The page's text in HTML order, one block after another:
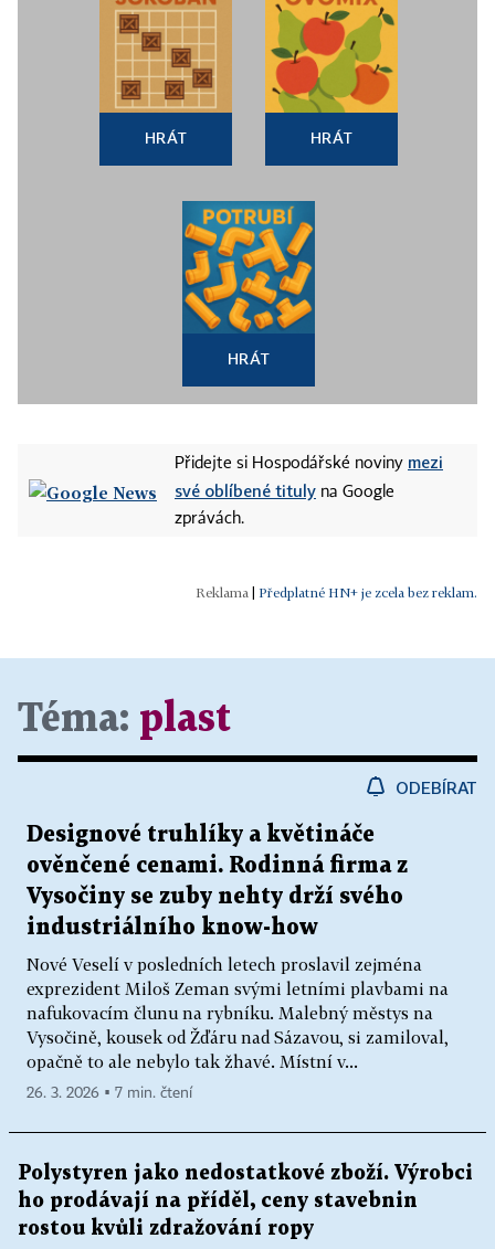
HRÁT HRÁT
HRÁT
Přidejte si Hospodářské noviny mezi
své oblíbené tituly na Google
zprávách.
Předplatné HN+ je zcela bez reklam.
Téma: plast
ODEBÍRAT
Designové truhlíky a květináče
ověnčené cenami. Rodinná firma z
Vysočiny se zuby nehty drží svého
industriálního know-how
Nové Veselí v posledních letech proslavil zejména
exprezident Miloš Zeman svými letními plavbami na
nafukovacím člunu na rybníku. Malebný městys na
Vysočině, kousek od Žďáru nad Sázavou, si zamiloval,
opačně to ale nebylo tak žhavé. Místní v...
26. 3. 2026 ▪ 7 min. čtení
Polystyren jako nedostatkové zboží. Výrobci
ho prodávají na příděl, ceny stavebnin
rostou kvůli zdražování ropy